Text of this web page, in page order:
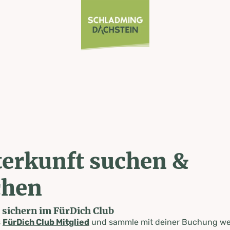
suchen &
im FürDich Club
FürDich Club Mitgliedund sammle mit deiner Buchung